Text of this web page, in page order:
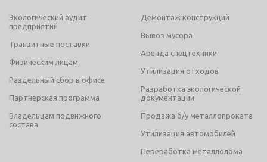
Экологический аудит
предприятий
Транзитные поставки
Физическим лицам
Раздельный сбор в офисе
Партнерская программа
Владельцам подвижного
состава
Демонтаж конструкций
Вывоз мусора
Аренда спецтехники
Утилизация отходов
Разработка экологической
документации
Продажа б/у металлопроката
Утилизация автомобилей
Переработка металлолома